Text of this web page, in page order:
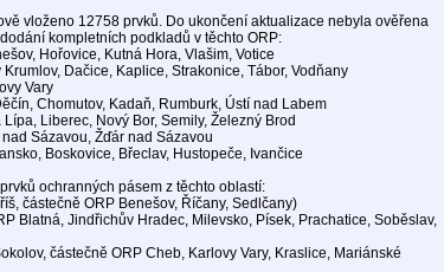
vloženo 12758 prvků. Do ukončení aktualizace nebyla ověřena
kompletních podkladů v těchto ORP:
Hořovice, Kutná Hora, Vlašim, Votice
Dačice, Kaplice, Strakonice, Tábor, Vodňany
Vary
Chomutov, Kadaň, Rumburk, Ústí nad Labem
Liberec, Nový Bor, Semily, Železný Brod
Sázavou, Žďár nad Sázavou
Boskovice, Břeclav, Hustopeče, Ivančice
ochranných pásem z těchto oblastí:
částečně ORP Benešov, Říčany, Sedlčany)
Blatná, Jindřichův Hradec, Milevsko, Písek, Prachatice, Soběslav,
částečně ORP Cheb, Karlovy Vary, Kraslice, Mariánské